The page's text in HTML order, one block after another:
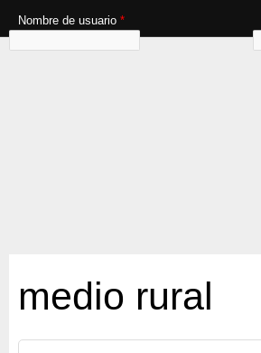
Nombre de usuario *
medio rural